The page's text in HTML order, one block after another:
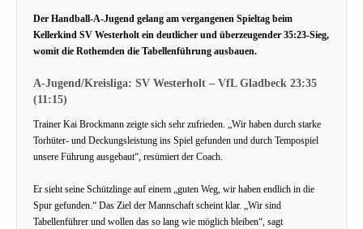
Der Handball-A-Jugend gelang am vergangenen Spieltag beim
Kellerkind SV Westerholt ein deutlicher und überzeugender 35:23-Sieg,
womit die Rothemden die Tabellenführung ausbauen.
A-Jugend/Kreisliga: SV Westerholt – VfL Gladbeck 23:35
(11:15)
Trainer Kai Brockmann zeigte sich sehr zufrieden. „Wir haben durch starke
Torhüter- und Deckungsleistung ins Spiel gefunden und durch Tempospiel
unsere Führung ausgebaut“, resümiert der Coach.
Er sieht seine Schützlinge auf einem „guten Weg, wir haben endlich in die
Spur gefunden.“ Das Ziel der Mannschaft scheint klar. „Wir sind
Tabellenführer und wollen das so lang wie möglich bleiben“, sagt